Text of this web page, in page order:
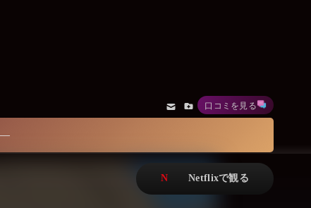
アジア映画
ドキュメンタリー
Netflixオリジナル作品
Watchlistへ
Netflix Video
口コミを見る